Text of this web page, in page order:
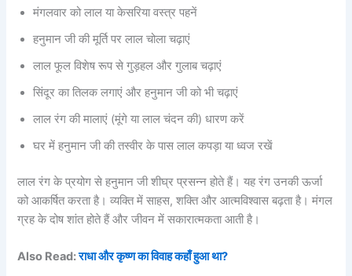
मंगलवार को लाल या केसरिया वस्त्र पहनें
हनुमान जी की मूर्ति पर लाल चोला चढ़ाएं
लाल फूल विशेष रूप से गुड़हल और गुलाब चढ़ाएं
सिंदूर का तिलक लगाएं और हनुमान जी को भी चढ़ाएं
लाल रंग की मालाएं (मूंगे या लाल चंदन की) धारण करें
घर में हनुमान जी की तस्वीर के पास लाल कपड़ा या ध्वज रखें
लाल रंग के प्रयोग से हनुमान जी शीघ्र प्रसन्न होते हैं। यह रंग उनकी ऊर्जा
को आकर्षित करता है। व्यक्ति में साहस, शक्ति और आत्मविश्वास बढ़ता है। मंगल
ग्रह के दोष शांत होते हैं और जीवन में सकारात्मकता आती है।
Also Read:राधा और कृष्ण का विवाह कहाँ हुआ था?